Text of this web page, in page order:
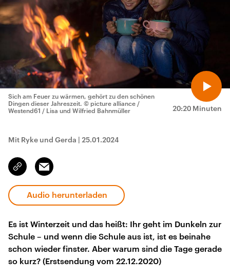
20:20 Minuten
Sich am Feuer zu wärmen, gehört zu den schönen
Dingen dieser Jahreszeit. © picture alliance /
Westend61 / Lisa und Wilfried Bahnmüller
Mit Ryke und Gerda | 25.01.2024
Link
kopieren/teilen
Email
Audio herunterladen
Es ist Winterzeit und das heißt: Ihr geht im Dunkeln zur
Schule – und wenn die Schule aus ist, ist es beinahe
schon wieder finster. Aber warum sind die Tage gerade
so kurz? (Erstsendung vom 22.12.2020)